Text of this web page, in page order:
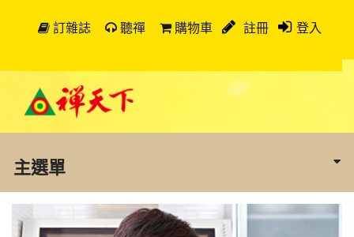
訂雜誌 聽禪 購物車 註冊 登入
主選單